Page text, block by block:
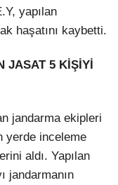
yapılan
haşatını kaybetti.
JASAT 5 KİŞİYİ
jandarma ekipleri
yerde inceleme
aldı. Yapılan
jandarmanın